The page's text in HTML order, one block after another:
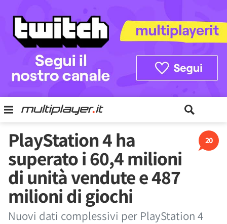
20
PlayStation 4 ha
superato i 60,4 milioni
di unità vendute e 487
milioni di giochi
Nuovi dati complessivi per PlayStation 4